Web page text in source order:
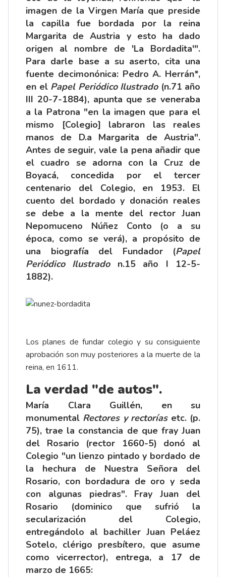
imagen de la Virgen María que preside
la capilla fue bordada por la reina
Margarita de Austria y esto ha dado
origen al nombre de 'La Bordadita'".
Para darle base a su aserto, cita una
fuente decimonónica: Pedro A. Herrán*,
en el Papel Periódico Ilustrado(n.71 año
III 20-7-1884), apunta que se veneraba
a la Patrona "en la imagen que para el
mismo [Colegio] labraron las reales
manos de D.a Margarita de Austria".
Antes de seguir, vale la pena añadir que
el cuadro se adorna con la Cruz de
Boyacá, concedida por el tercer
centenario del Colegio, en 1953. El
cuento del bordado y donación reales
se debe a la mente del rector Juan
Nepomuceno Núñez Conto (o a su
época, como se verá), a propósito de
una biografía del Fundador (Papel
Periódico Ilustrado n.15 año I 12-5-
1882).
Los planes de fundar colegio y su consiguiente
aprobación son muy posteriores a la muerte de la
reina, en 1611.
La verdad "de autos".
María Clara Guillén, en su
monumental Rectores y rectoríasetc. (p.
75), trae la constancia de que fray Juan
del Rosario (rector 1660-5) donó al
Colegio "un lienzo pintado y bordado de
la hechura de Nuestra Señora del
Rosario, con bordadura de oro y seda
con algunas piedras". Fray Juan del
Rosario (dominico que sufrió la
secularización del Colegio,
entregándolo al bachiller Juan Peláez
Sotelo, clérigo presbítero, que asume
como vicerrector), entrega, a 17 de
marzo de 1665: